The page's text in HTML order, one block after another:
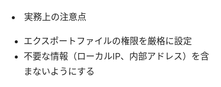
実務上の注意点
エクスポートファイルの権限を厳格に設定
不要な情報（ローカルIP、内部アドレス）を含
まないようにする